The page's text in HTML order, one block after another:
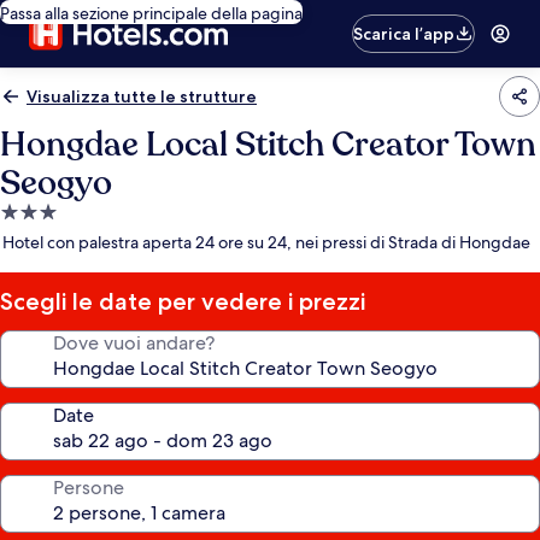
Passa alla sezione principale della pagina
Scarica l’app
Visualizza tutte le strutture
Hongdae Local Stitch Creator Town
Seogyo
Struttura
a
stelle
Hotel con palestra aperta 24 ore su 24, nei pressi di Strada di Hongdae
Scegli le date per vedere i prezzi
Dove vuoi andare?
Date
Persone